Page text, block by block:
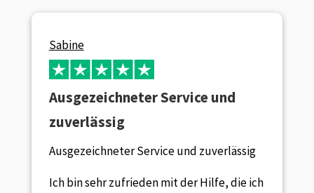
Sabine
Ausgezeichneter Service und
zuverlässig
Ausgezeichneter Service und zuverlässig
Ich bin sehr zufrieden mit der Hilfe, die ich